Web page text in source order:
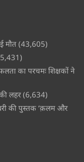
मौत (43,605)
का परचमः शिक्षकों ने
लहर (6,634)
की पुस्तक ‘क़लम और